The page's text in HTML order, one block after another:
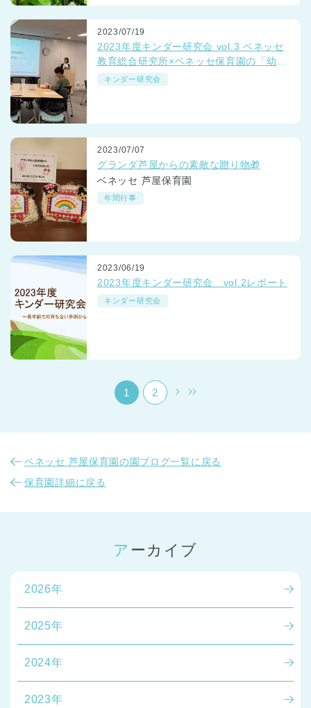
神奈川県 神奈川県 全域
千葉県
兵庫県 兵庫県 全域
2023/07/19
2023年度キンダー研究会 vol.3 ベネッセ
教育総合研究所×ベネッセ保育園の「幼小
接続期の思考力研究」レポート
キンダー研究会
2023/07/07
グランダ芦屋からの素敵な贈り物🎁
ベネッセ 芦屋保育園
年間行事
2023/06/19
2023年度キンダー研究会 vol.2レポート
キンダー研究会
1 2
ベネッセ 芦屋保育園の園ブログ一覧に戻る
保育園詳細に戻る
アーカイブ
2026年
2025年
2024年
2023年